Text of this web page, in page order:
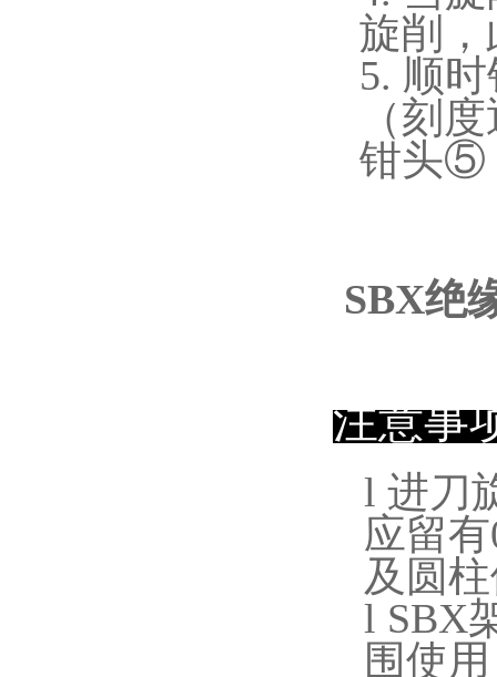
旋削
5. 顺
（刻
钳头⑤
SBX绝
注意事
l 进刀
应留有
及圆
l SBX
围使